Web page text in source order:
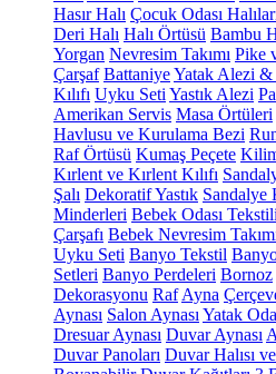
Hasır Halı Çocuk Odası
Deri Halı Halı Örtüsü Bambu
Yorgan Nevresim Takımı Pike
Çarşaf BattaniyeYatak Alezi
Kılıfı Uyku Seti Yastık Alezi
Amerikan Servis Masa Örtüleri
Havlusu ve Kurulama Bezi
Raf Örtüsü Kumaş Peçete
Kırlent ve Kırlent Kılıfı
Şalı Dekoratif Yastık Sandalye
Minderleri Bebek Odası Tekstili
Çarşafı Bebek Nevresim
Uyku Seti Banyo Tekstil
Setleri Banyo Perdeleri Bornoz
Dekorasyonu Raf Ayna
Aynası Salon Aynası Yatak
Dresuar Aynası Duvar Aynası
Duvar Panoları Duvar Halısı